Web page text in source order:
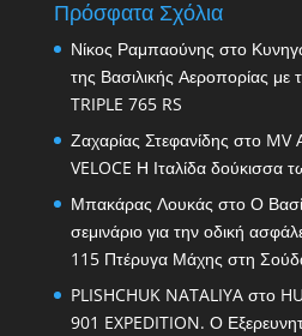
Πρόσφατα Σχόλια
Νίκος Ραμπαούνης στο
της Βασιλικής Αεροπορίας με
TRIPLE 765 RS
Ζαχαρίας Στεφανίδης στο MV
VELOCE Η Ιταλίδα δούκισσα
Μπακάρας Λουκάς στο Ο
σεμινάριο για την οδική
115 Πτέρυγα Μάχης στη
PLISHCHUK NATALIYAστο
901 EXPEDITION. Ο